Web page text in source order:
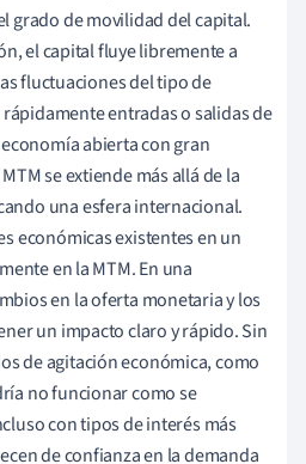
grado de movilidad del capital.
el capital fluye libremente a
fluctuaciones del tipo de
entradas o salidas de
abierta con gran
se extiende más allá de la
una esfera internacional.
económicas existentes en un
en la MTM. En una
en la oferta monetaria y los
un impacto claro y rápido. Sin
de agitación económica, como
no funcionar como se
con tipos de interés más
de confianza en la demanda